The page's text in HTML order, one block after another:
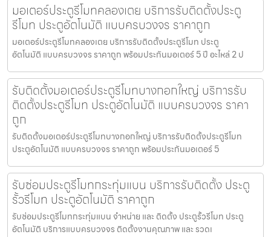
มอเตอร์ประตูรีโมทคลองเตย บริการรับติดตั้งประตู
รีโมท ประตูอัตโนมัติ แบบครบวงจร ราคาถูก
มอเตอร์ประตูรีโมทคลองเตย บริการรับติดตั้งประตูรีโมท ประตู
อัตโนมัติ แบบครบวงจร ราคาถูก พร้อมประกันมอเตอร์ 5 ปี อะไหล่ 2 ป
รับติดตั้งมอเตอร์ประตูรีโมทบางกอกใหญ่ บริการรับ
ติดตั้งประตูรีโมท ประตูอัตโนมัติ แบบครบวงจร ราคา
ถูก
รับติดตั้งมอเตอร์ประตูรีโมทบางกอกใหญ่ บริการรับติดตั้งประตูรีโมท
ประตูอัตโนมัติ แบบครบวงจร ราคาถูก พร้อมประกันมอเตอร์ 5
รับซ่อมประตูรีโมทกระทุ่มแบน บริการรับติดตั้ง ประตู
รั้วรีโมท ประตูอัตโนมัติ ราคาถูก
รับซ่อมประตูรีโมทกระทุ่มแบน จำหน่าย และ ติดตั้ง ประตูรั้วรีโมท ประตู
อัตโนมัติ บริการแบบครบวงจร ติดตั้งงานคุณภาพ และ รวดเ